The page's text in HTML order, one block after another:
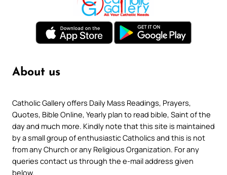
About us
Catholic Gallery offers Daily Mass Readings, Prayers,
Quotes, Bible Online, Yearly plan to read bible, Saint of the
day and much more. Kindly note that this site is maintained
by a small group of enthusiastic Catholics and this is not
from any Church or any Religious Organization. For any
queries contact us through the e-mail address given
below.